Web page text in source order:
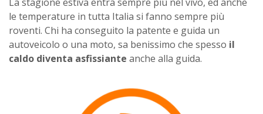
le temperature in tutta Italia si fanno sempre più
roventi. Chi ha conseguito la patente e guida un
autoveicolo o una moto, sa benissimo che spesso il
caldo diventa asfissiante anche alla guida.